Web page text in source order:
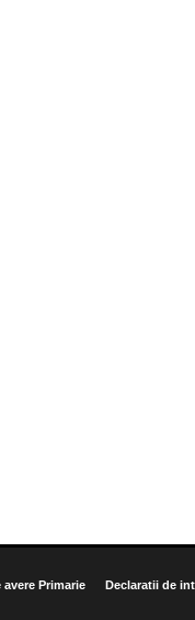
avere Primarie
Declaratii de